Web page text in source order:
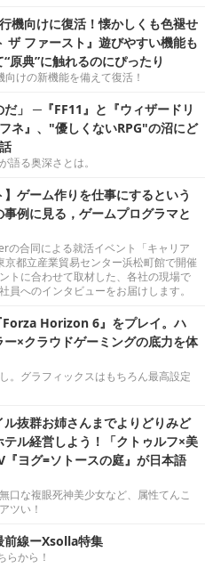
機向けに復活！懐かしくも色褪せ
ザ ファースト』遊びやすい機能も
原典”に触れるのにぴったり
けの新機能を備えて復活！
だ」 ─『FF11』と『ウィザードリ
ネ』、"優しくないRPG"の沼にど
語る奥深さとは。
】ゲーム作りを仕事にするという
例に見る，ゲームプログラマと
合同による就活イベント「キャリア
京都立産業貿易センター浜松町館で開催
トに合わせて取材した、各社の現場で
員へのインタビューをお届けします。
Horizon 6』をプレイ。ハ
ー×クラウドゲーミングの底力を体
。グラフィックスはもちろん最高設定
抜群お姉さんまでよりどりみど
テル経営しよう！「クトゥルフ×美
『ヨグ=ソトースの庭』が日本語
口な複眼死神美少女など、属性てんこ
ツい！
前線ーXsolla特集
らから！